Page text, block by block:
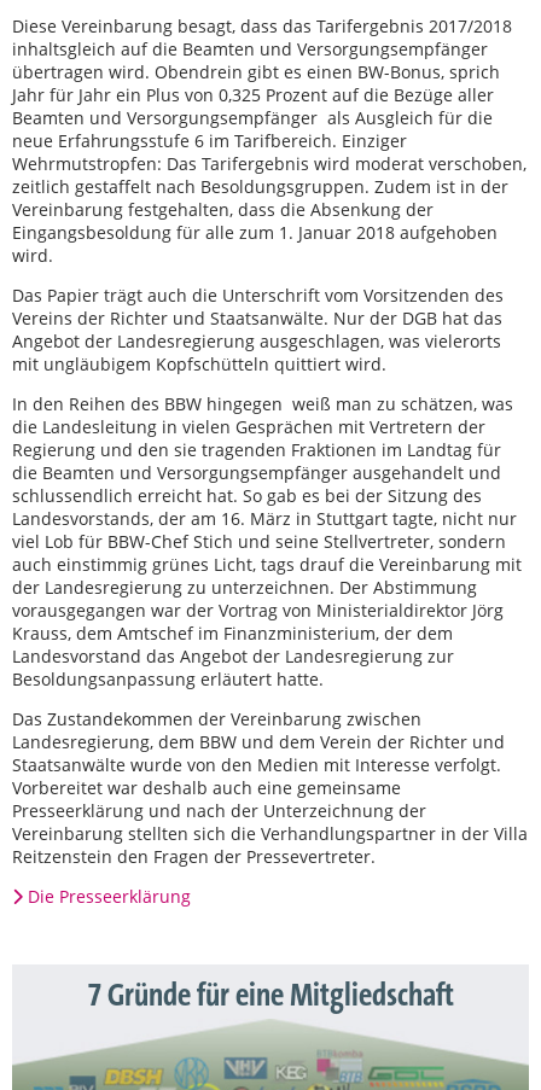
Diese Vereinbarung besagt, dass das Tarifergebnis 2017/2018
inhaltsgleich auf die Beamten und Versorgungsempfänger
übertragen wird. Obendrein gibt es einen BW-Bonus, sprich
Jahr für Jahr ein Plus von 0,325 Prozent auf die Bezüge aller
Beamten und Versorgungsempfänger als Ausgleich für die
neue Erfahrungsstufe 6 im Tarifbereich. Einziger
Wehrmutstropfen: Das Tarifergebnis wird moderat verschoben,
zeitlich gestaffelt nach Besoldungsgruppen. Zudem ist in der
Vereinbarung festgehalten, dass die Absenkung der
Eingangsbesoldung für alle zum 1. Januar 2018 aufgehoben
wird.
Das Papier trägt auch die Unterschrift vom Vorsitzenden des
Vereins der Richter und Staatsanwälte. Nur der DGB hat das
Angebot der Landesregierung ausgeschlagen, was vielerorts
mit ungläubigem Kopfschütteln quittiert wird.
In den Reihen des BBW hingegen weiß man zu schätzen, was
die Landesleitung in vielen Gesprächen mit Vertretern der
Regierung und den sie tragenden Fraktionen im Landtag für
die Beamten und Versorgungsempfänger ausgehandelt und
schlussendlich erreicht hat. So gab es bei der Sitzung des
Landesvorstands, der am 16. März in Stuttgart tagte, nicht nur
viel Lob für BBW-Chef Stich und seine Stellvertreter, sondern
auch einstimmig grünes Licht, tags drauf die Vereinbarung mit
der Landesregierung zu unterzeichnen. Der Abstimmung
vorausgegangen war der Vortrag von Ministerialdirektor Jörg
Krauss, dem Amtschef im Finanzministerium, der dem
Landesvorstand das Angebot der Landesregierung zur
Besoldungsanpassung erläutert hatte.
Das Zustandekommen der Vereinbarung zwischen
Landesregierung, dem BBW und dem Verein der Richter und
Staatsanwälte wurde von den Medien mit Interesse verfolgt.
Vorbereitet war deshalb auch eine gemeinsame
Presseerklärung und nach der Unterzeichnung der
Vereinbarung stellten sich die Verhandlungspartner in der Villa
Reitzenstein den Fragen der Pressevertreter.
Die Presseerklärung
7 Gründe für eine Mitgliedschaft